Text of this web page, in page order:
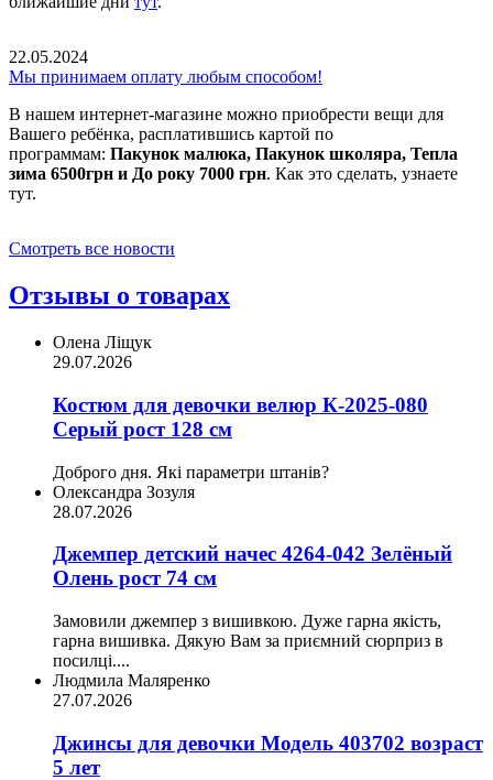
22.05.2024
Мы принимаем оплату любым способом!
В нашем интернет-магазине можно приобрести вещи для
Вашего ребёнка, расплатившись картой по
программам: Пакунок малюка, Пакунок школяра, Тепла
зима 6500грн и До року 7000 грн. Как это сделать, узнаете
тут.
Смотреть все новости
Отзывы о товарах
Олена Ліщук
29.07.2026
Костюм для девочки велюр К-2025-080
Серый рост 128 см
Доброго дня. Які параметри штанів?
Олександра Зозуля
28.07.2026
Джемпер детский начес 4264-042 Зелёный
Олень рост 74 см
Замовили джемпер з вишивкою. Дуже гарна якість,
гарна вишивка. Дякую Вам за приємний сюрприз в
посилці....
Людмила Маляренко
27.07.2026
Джинсы для девочки Модель 403702 возраст
5 лет